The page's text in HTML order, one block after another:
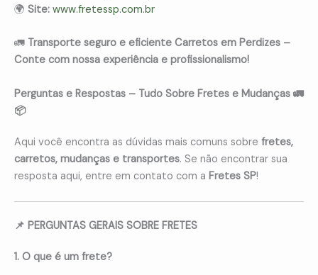
🌍 Site: www.fretessp.com.br
🚛 Transporte seguro e eficiente Carretos em Perdizes –
Conte com nossa experiência e profissionalismo!
Perguntas e Respostas – Tudo Sobre Fretes e Mudanças 🚛
📦
Aqui você encontra as dúvidas mais comuns sobre fretes,
carretos, mudanças e transportes. Se não encontrar sua
resposta aqui, entre em contato com a Fretes SP!
📌 PERGUNTAS GERAIS SOBRE FRETES
1. O que é um frete?